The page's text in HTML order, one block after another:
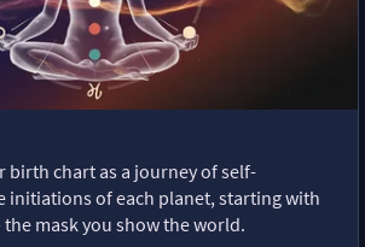
birth chart as a journey of self-
initiations of each planet, starting with
mask you show the world.